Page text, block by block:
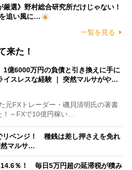
厳選》野村総合研究所だけじゃない！
を追い風に…
一覧を見る
来た！
1億6000万円の負債と引き換えに手に
イスレスな経験 ｜ 突然マルサがや…
元FXトレーダー・磯貝清明氏の著書
！～FXで10億円稼い…
リベンジ！ 種銭は差し押さえを免れ
然マルサ…
14.6％！ 毎日5万円超の延滞税が積み